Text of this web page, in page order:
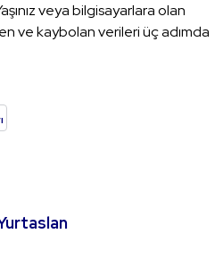
veya bilgisayarlara olan
ve kaybolan verileri üç adımda